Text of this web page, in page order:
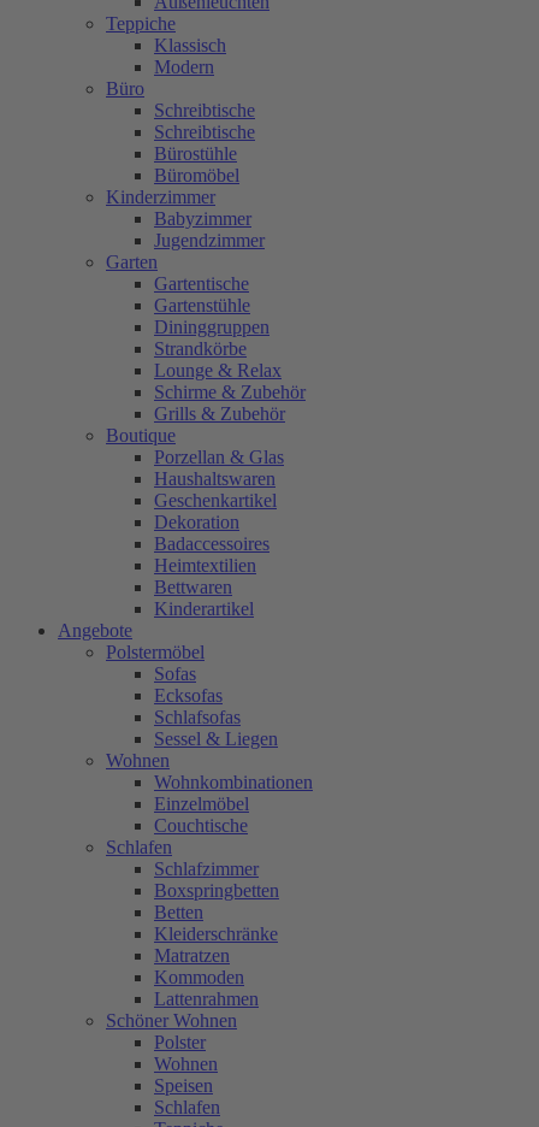
Teppiche
Klassisch
Modern
Büro
Schreibtische
Schreibtische
Bürostühle
Büromöbel
Kinderzimmer
Babyzimmer
Jugendzimmer
Garten
Gartentische
Gartenstühle
Dininggruppen
Strandkörbe
Lounge & Relax
Schirme & Zubehör
Grills & Zubehör
Boutique
Porzellan & Glas
Haushaltswaren
Geschenkartikel
Dekoration
Badaccessoires
Heimtextilien
Bettwaren
Kinderartikel
Angebote
Polstermöbel
Sofas
Ecksofas
Schlafsofas
Sessel & Liegen
Wohnen
Wohnkombinationen
Einzelmöbel
Couchtische
Schlafen
Schlafzimmer
Boxspringbetten
Betten
Kleiderschränke
Matratzen
Kommoden
Lattenrahmen
Schöner Wohnen
Polster
Wohnen
Speisen
Schlafen